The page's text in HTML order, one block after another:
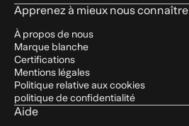
Apprenez à mieux nous connaître
À propos de nous
Marque blanche
Certifications
Mentions légales
Politique relative aux cookies
politique de confidentialité
Aide